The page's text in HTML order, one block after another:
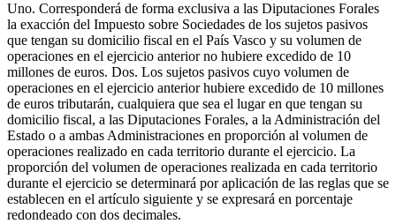
Uno. Corresponderá de forma exclusiva a las Diputaciones Forales
la exacción del Impuesto sobre Sociedades de los sujetos pasivos
que tengan su domicilio fiscal en el País Vasco y su volumen de
operaciones en el ejercicio anterior no hubiere excedido de 10
millones de euros. Dos. Los sujetos pasivos cuyo volumen de
operaciones en el ejercicio anterior hubiere excedido de 10 millones
de euros tributarán, cualquiera que sea el lugar en que tengan su
domicilio fiscal, a las Diputaciones Forales, a la Administración del
Estado o a ambas Administraciones en proporción al volumen de
operaciones realizado en cada territorio durante el ejercicio. La
proporción del volumen de operaciones realizada en cada territorio
durante el ejercicio se determinará por aplicación de las reglas que se
establecen en el artículo siguiente y se expresará en porcentaje
redondeado con dos decimales.